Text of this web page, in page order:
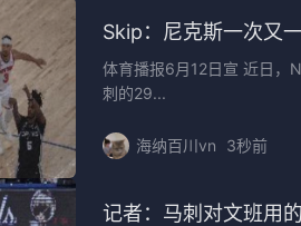
Skip：尼克斯一次又
体育播报6月12日宣 近日，
刺的29...
海纳百川vn 3秒前
记者：马刺对文班用